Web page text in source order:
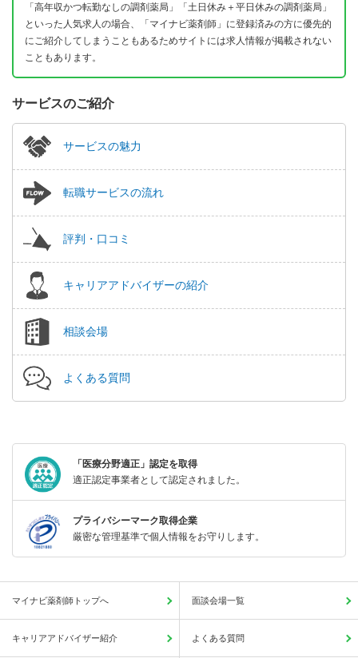
「高年収かつ転勤なしの調剤薬局」「土日休み＋平日休みの調剤薬局」
といった人気求人の場合、「マイナビ薬剤師」に登録済みの方に優先的
にご紹介してしまうこともあるためサイトには求人情報が掲載されない
こともあります。
サービスのご紹介
サービスの魅力
転職サービスの流れ
評判・口コミ
キャリアアドバイザーの紹介
相談会場
よくある質問
「医療分野適正」認定を取得
適正認定事業者として認定されました。
プライバシーマーク取得企業
厳密な管理基準で個人情報をお守りします。
マイナビ薬剤師トップへ 面談会場一覧
キャリアアドバイザー紹介 よくある質問